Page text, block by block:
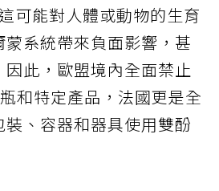
這可能對人體或動物的生育
系統帶來負面影響，甚
此，歐盟境內全面禁止
和特定產品，法國更是全
、容器和器具使用雙酚